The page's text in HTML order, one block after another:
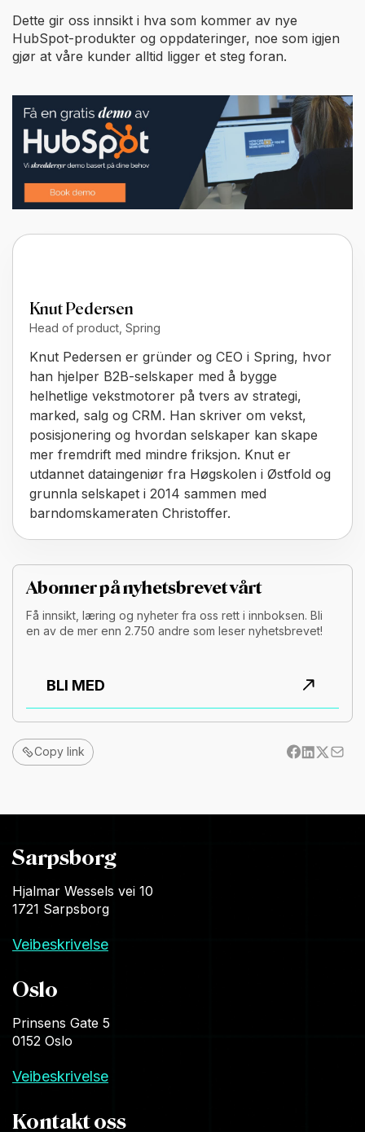
Dette gir oss innsikt i hva som kommer av nye
HubSpot-produkter og oppdateringer, noe som igjen
gjør at våre kunder alltid ligger et steg foran.
Knut Pedersen
Head of product, Spring
Knut Pedersen er gründer og CEO i Spring, hvor
han hjelper B2B-selskaper med å bygge
helhetlige vekstmotorer på tvers av strategi,
marked, salg og CRM. Han skriver om vekst,
posisjonering og hvordan selskaper kan skape
mer fremdrift med mindre friksjon. Knut er
utdannet dataingeniør fra Høgskolen i Østfold og
grunnla selskapet i 2014 sammen med
barndomskameraten Christoffer.
Abonner på nyhetsbrevet vårt
Få innsikt, læring og nyheter fra oss rett i innboksen. Bli
en av de mer enn 2.750 andre som leser nyhetsbrevet!
BLI MED
Copy link
Sarpsborg
Hjalmar Wessels vei 10
1721 Sarpsborg
Veibeskrivelse
Oslo
Prinsens Gate 5
0152 Oslo
Veibeskrivelse
Kontakt oss